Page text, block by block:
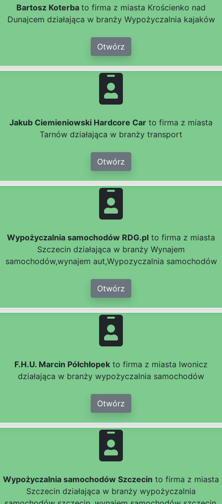
Bartosz Koterba to firma z miasta Krościenko nad
Dunajcem działająca w branży Wypożyczalnia kajaków
Otwórz
Jakub Ciemieniowski Hardcore Car to firma z miasta
Tarnów działająca w branży transport
Otwórz
Wypożyczalnia samochodów RDG.pl to firma z miasta
Szczecin działająca w branży Wynajem
samochodów,wynajem aut,Wypozyczalnia samochodów
Otwórz
F.H.U. Marcin Półchłopek to firma z miasta Iwonicz
działająca w branży wypożyczalnia samochodów
Otwórz
Wypożyczalnia samochodów Szczecin to firma z miasta
Szczecin działająca w branży wypożyczalnia